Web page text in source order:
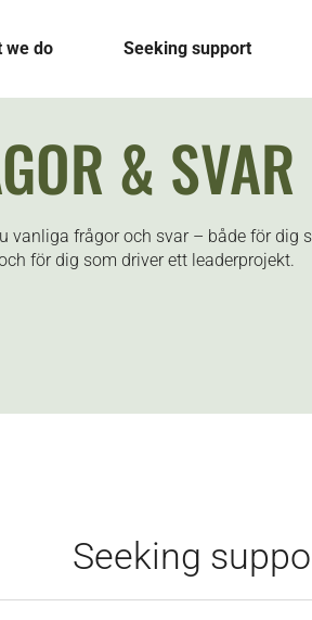
we do Seeking support
& SVAR
vanliga frågor och svar – både för dig
för dig som driver ett leaderprojekt.
Seeking